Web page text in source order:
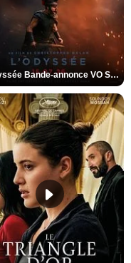
L'Odyssée Bande-annonce VO STFR